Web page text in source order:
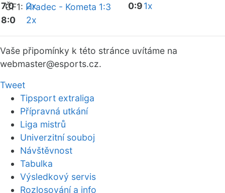
ČF1: Hradec - Kometa 1:3
7:0
2x
8:0
2x
0:91x
Vaše připomínky k této stránce uvítáme na
webmaster@esports.cz.
Tweet
Tipsport extraliga
Přípravná utkání
Liga mistrů
Univerzitní souboj
Návštěvnost
Tabulka
Výsledkový servis
Rozlosování a info